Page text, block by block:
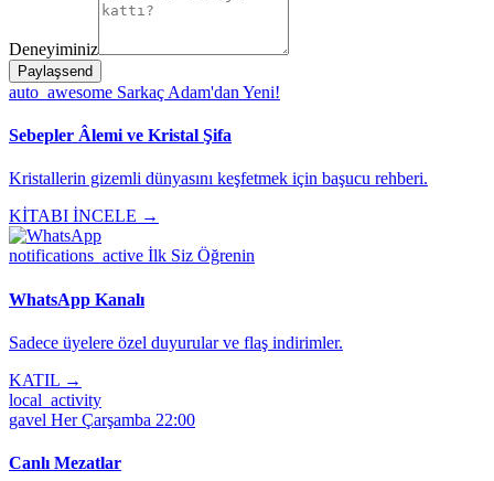
Deneyiminiz
Paylaşsend
auto_awesome Sarkaç Adam'dan Yeni!
Sebepler Âlemi ve Kristal Şifa
Kristallerin gizemli dünyasını keşfetmek için başucu rehberi.
KİTABI İNCELE →
notifications_active İlk Siz Öğrenin
WhatsApp Kanalı
Sadece üyelere özel duyurular ve flaş indirimler.
KATIL →
local_activity
gavel Her Çarşamba 22:00
Canlı Mezatlar